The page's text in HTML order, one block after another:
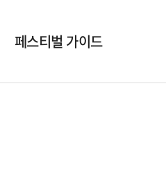
페스티벌 가이드